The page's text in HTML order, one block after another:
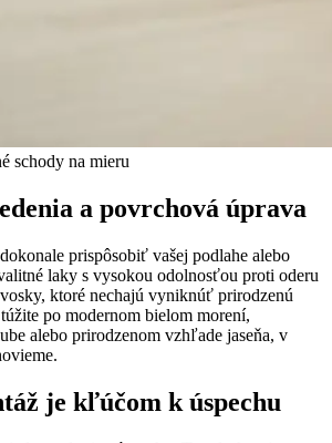
schody na mieru
a povrchová úprava
prispôsobiť vašej podlahe alebo
laky s vysokou odolnosťou proti oderu
ktoré nechajú vyniknúť prirodzenú
po modernom bielom morení,
alebo prirodzenom vzhľade jaseňa, v
je kľúčom k úspechu